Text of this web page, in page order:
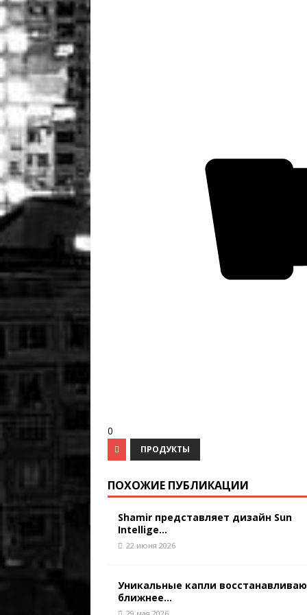
0
ПРОДУКТЫ
ПОХОЖИЕ ПУБЛИКАЦИИ
Shamir представляет дизайн Sun
Intellige...
22 июня 2026
Уникальные капли
ближнее...